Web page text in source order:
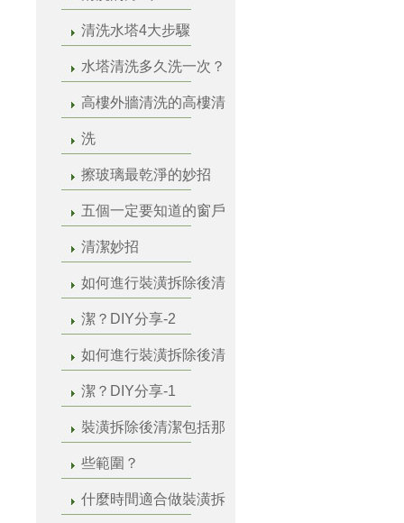
清洗水塔4大步驟
水塔清洗多久洗一次？
高樓外牆清洗的高樓清
洗
擦玻璃最乾淨的妙招
五個一定要知道的窗戶
清潔妙招
如何進行裝潢拆除後清
潔？DIY分享-2
如何進行裝潢拆除後清
潔？DIY分享-1
裝潢拆除後清潔包括那
些範圍？
什麼時間適合做裝潢拆